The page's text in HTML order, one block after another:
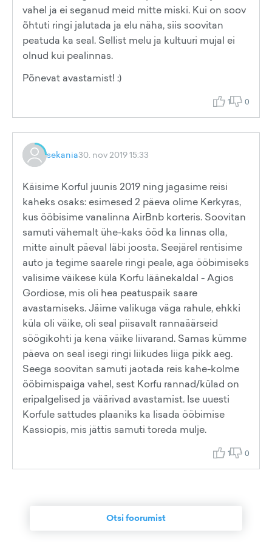
vahel ja ei seganud meid mitte miski. Kui on soov
õhtuti ringi jalutada ja elu näha, siis soovitan
peatuda ka seal. Sellist melu ja kultuuri mujal ei
olnud kui pealinnas.
Põnevat avastamist! :)
1 0
sekania30. nov 2019 15:33
Käisime Korful juunis 2019 ning jagasime reisi
kaheks osaks: esimesed 2 päeva olime Kerkyras,
kus ööbisime vanalinna AirBnb korteris. Soovitan
samuti vähemalt ühe-kaks ööd ka linnas olla,
mitte ainult päeval läbi joosta. Seejärel rentisime
auto ja tegime saarele ringi peale, aga ööbimiseks
valisime väikese küla Korfu läänekaldal - Agios
Gordiose, mis oli hea peatuspaik saare
avastamiseks. Jäime valikuga väga rahule, ehkki
küla oli väike, oli seal piisavalt rannaäärseid
söögikohti ja kena väike liivarand. Samas kümme
päeva on seal isegi ringi liikudes liiga pikk aeg.
Seega soovitan samuti jaotada reis kahe-kolme
ööbimispaiga vahel, sest Korfu rannad/külad on
eripalgelised ja väärivad avastamist. Ise uuesti
Korfule sattudes plaaniks ka lisada ööbimise
Kassiopis, mis jättis samuti toreda mulje.
1 0
Otsi foorumist